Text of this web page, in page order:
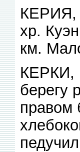
КЕРИЯ,
хр.
км.
КЕРКИ,
берегу
правом